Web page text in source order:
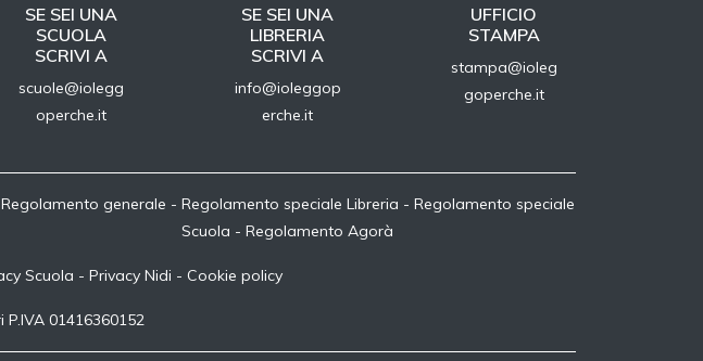
SE SEI UNA
SCUOLA
SCRIVI A
scuole@iolegg
operche.it
SE SEI UNA
LIBRERIA
SCRIVI A
info@ioleggop
erche.it
UFFICIO
STAMPA
stampa@ioleg
goperche.it
Regolamento generale - Regolamento speciale Libreria - Regolamento speciale
Scuola - Regolamento Agorà
Scuola - Privacy Nidi - Cookie policy
01416360152